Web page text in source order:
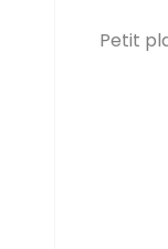
Petit